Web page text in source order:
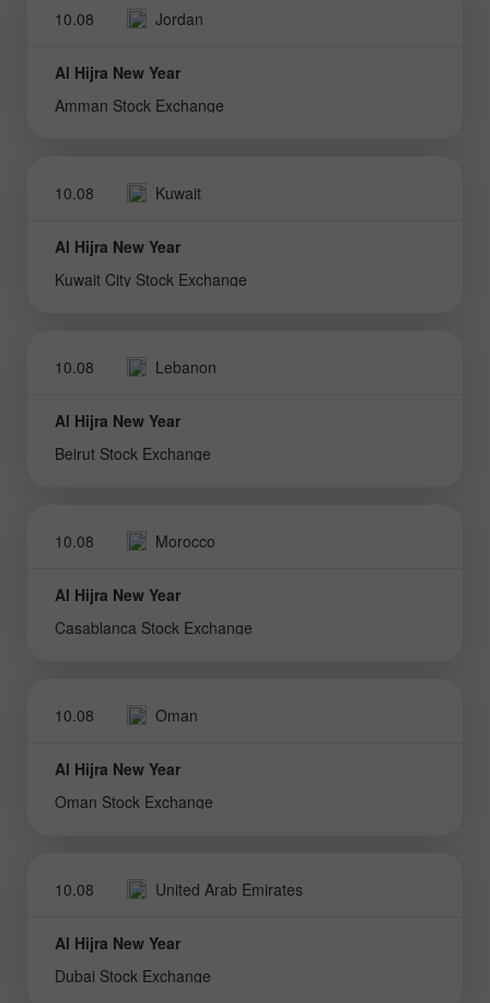
10.08 Jordan
Al Hijra New Year
Amman Stock Exchange
10.08 Kuwait
Al Hijra New Year
Kuwait City Stock Exchange
10.08 Lebanon
Al Hijra New Year
Beirut Stock Exchange
10.08 Morocco
Al Hijra New Year
Casablanca Stock Exchange
10.08 Oman
Al Hijra New Year
Oman Stock Exchange
10.08 United Arab Emirates
Al Hijra New Year
Dubai Stock Exchange